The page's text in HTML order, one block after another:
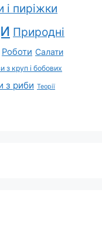
і пиріжки
Природні
Роботи Салати
з круп і бобових
з риби Теорії